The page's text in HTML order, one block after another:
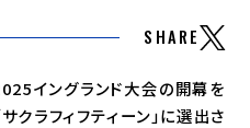
SHARE
イングランド大会の開幕を
クラフィフティーン」に選出さ